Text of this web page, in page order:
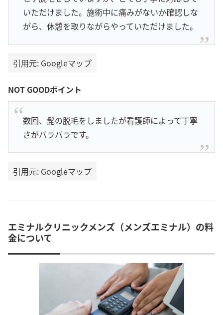
いただけました。施術中に痛みがないか確認しな
がら、休憩を取りながらやっていただけました。
引用元: Googleマップ
NOT GOODポイント
数回、髭の脱毛をしましたが看護師によって丁寧
さがバラバラです。
引用元: Googleマップ
エミナルクリニックメンズ（メンズエミナル）の料
金について